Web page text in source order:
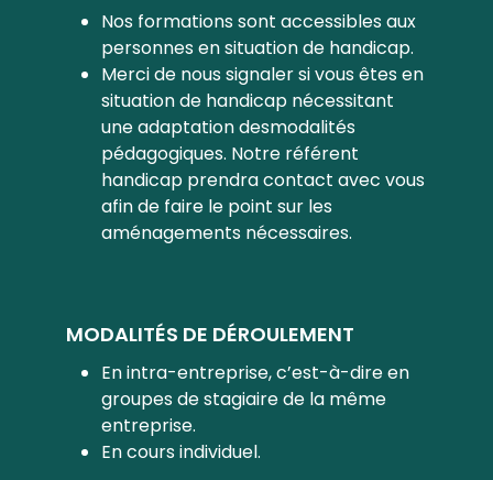
Nos formations sont accessibles aux
personnes en situation de handicap.
Merci de nous signaler si vous êtes en
situation de handicap nécessitant
une adaptation desmodalités
pédagogiques. Notre référent
handicap prendra contact avec vous
afin de faire le point sur les
aménagements nécessaires.
MODALITÉS DE DÉROULEMENT
En intra-entreprise, c’est-à-dire en
groupes de stagiaire de la même
entreprise.
En cours individuel.